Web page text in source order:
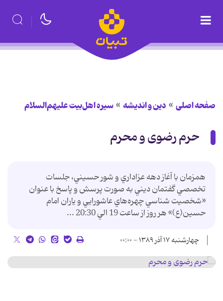
صفحه اصلی دین و اندیشه سیره اهل‌بیت علیهم‌السلام
حرم رضوی و محرم
همزمان با آغاز دهه عزاداري و شور حسيني، جلسات
تخصصي گفتمان ديني به صورت پرسش و پاسخ با عنوان
«شخصيت شناسي چهره‌هاي عاشورايي و ياران امام
حسين(ع)» هر روز از ساعت 19 الي 20:30 ...
چهارشنبه ۱۷ آذر ۱۳۸۹ - ۰۰:۰۰